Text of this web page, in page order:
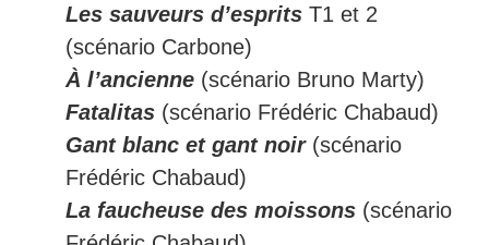
Les sauveurs d’esprits T1 et 2
(scénario Carbone)
À l’ancienne (scénario Bruno Marty)
Fatalitas (scénario Frédéric Chabaud)
Gant blanc et gant noir(scénario
Frédéric Chabaud)
La faucheuse des moissons (scénario